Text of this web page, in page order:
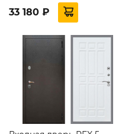
33 180 ₽